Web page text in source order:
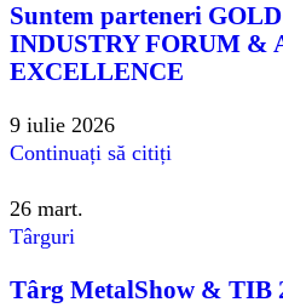
Suntem parteneri
INDUSTRY FORUM &
EXCELLENCE
9 iulie 2026
Continuați să citiți
26 mart.
Târguri
Târg MetalShow & TIB